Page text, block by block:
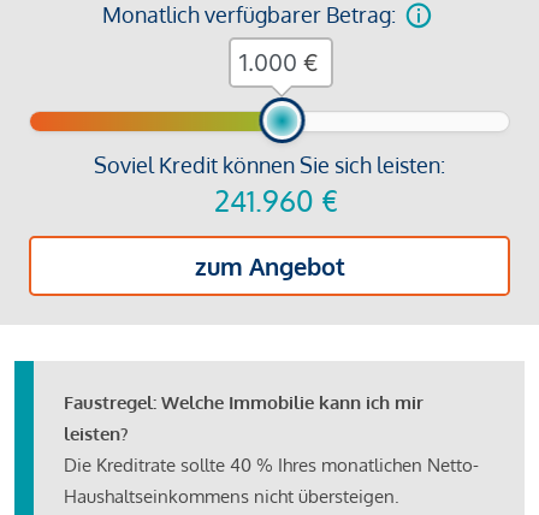
Monatlich verfügbarer Betrag:
Soviel Kredit können Sie sich leisten:
241.960 €
zum Angebot
€
Faustregel: Welche Immobilie kann ich mir
leisten?
Die Kreditrate sollte 40 % Ihres monatlichen Netto-
Haushaltseinkommens nicht übersteigen.